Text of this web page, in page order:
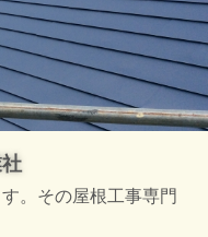
。その屋根工事専門